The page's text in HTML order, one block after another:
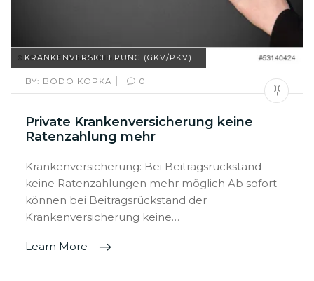
KRANKENVERSICHERUNG (GKV/PKV)
BY: BODO KOPKA | 0
Private Krankenversicherung keine
Ratenzahlung mehr
Krankenversicherung: Bei Beitragsrückstand
keine Ratenzahlungen mehr möglich Ab sofort
können bei Beitragsrückstand der
Krankenversicherung keine…
Learn More